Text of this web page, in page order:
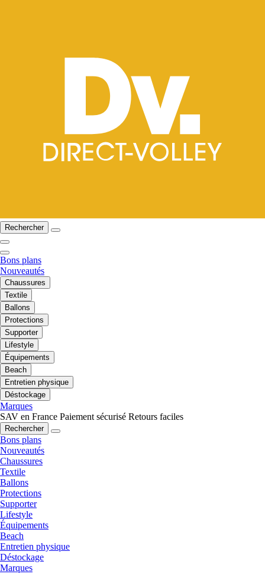
Rechercher
Bons plans
Nouveautés
Chaussures
Textile
Ballons
Protections
Supporter
Lifestyle
Équipements
Beach
Entretien physique
Déstockage
Marques
SAV en France Paiement sécurisé Retours faciles
Rechercher
Bons plans
Nouveautés
Chaussures
Textile
Ballons
Protections
Supporter
Lifestyle
Équipements
Beach
Entretien physique
Déstockage
Marques